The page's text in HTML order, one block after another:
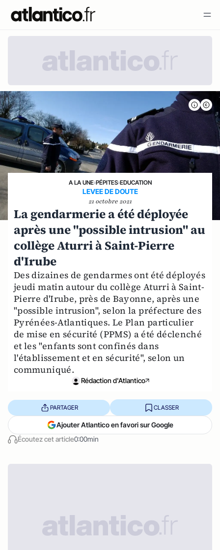
A LA UNE›PÉPITES›EDUCATION
LEVEE DE DOUTE
21 octobre 2021
La gendarmerie a été déployée
après une "possible intrusion" au
collège Aturri à Saint-Pierre
d'Irube
Des dizaines de gendarmes ont été déployés
jeudi matin autour du collège Aturri à Saint-
Pierre d'Irube, près de Bayonne, après une
"possible intrusion", selon la préfecture des
Pyrénées-Atlantiques. Le Plan particulier
de mise en sécurité (PPMS) a été déclenché
et les "enfants sont confinés dans
l'établissement et en sécurité", selon un
communiqué.
Rédaction d'Atlantico
Écoutez cet article0:00min
PARTAGER CLASSER
Ajouter Atlantico en favori sur Google